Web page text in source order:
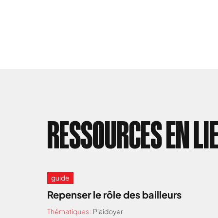
RESSOURCES EN
guide
Repenser le rôle des bailleurs
Thématiques : Plaidoyer